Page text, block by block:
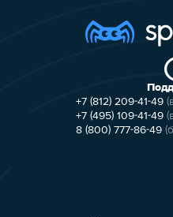
+7 (812) 209-41-49
+7 (495) 109-41-49
8 (800) 777-86-49